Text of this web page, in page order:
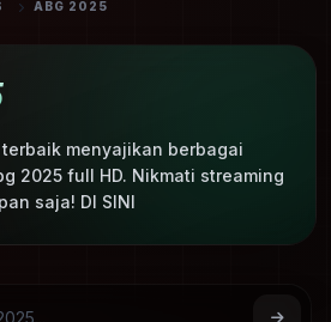
ABG 2025
menyajikan berbagai
2025 full HD. Nikmati streaming
saja! DI SINI